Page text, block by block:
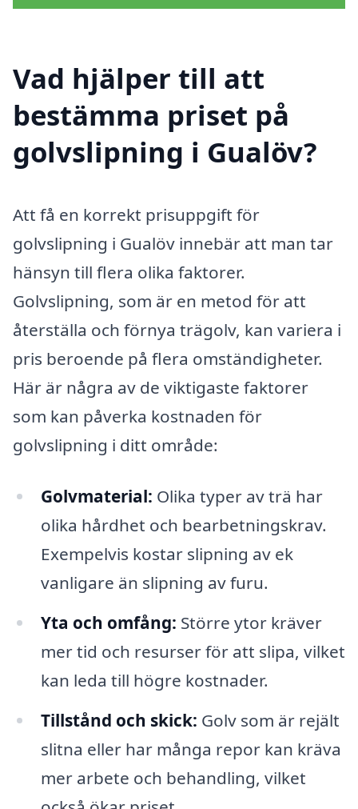
Vad hjälper till att
bestämma priset på
golvslipning i Gualöv?
Att få en korrekt prisuppgift för
golvslipning i Gualöv innebär att man tar
hänsyn till flera olika faktorer.
Golvslipning, som är en metod för att
återställa och förnya trägolv, kan variera i
pris beroende på flera omständigheter.
Här är några av de viktigaste faktorer
som kan påverka kostnaden för
golvslipning i ditt område:
Golvmaterial: Olika typer av trä har
olika hårdhet och bearbetningskrav.
Exempelvis kostar slipning av ek
vanligare än slipning av furu.
Yta och omfång: Större ytor kräver
mer tid och resurser för att slipa, vilket
kan leda till högre kostnader.
Tillstånd och skick: Golv som är rejält
slitna eller har många repor kan kräva
mer arbete och behandling, vilket